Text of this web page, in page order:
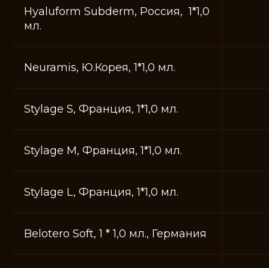
Hyaluform Subderm, Россия, 1*1,0
мл.
Neuramis, Ю.Корея, 1*1,0 мл.
Stylage S, Франция, 1*1,0 мл.
Stylage M, Франция, 1*1,0 мл.
Stylage L, Франция, 1*1,0 мл.
Belotero Soft, 1 * 1,0 мл., Германия
СПЕЦИАЛИСТЫ